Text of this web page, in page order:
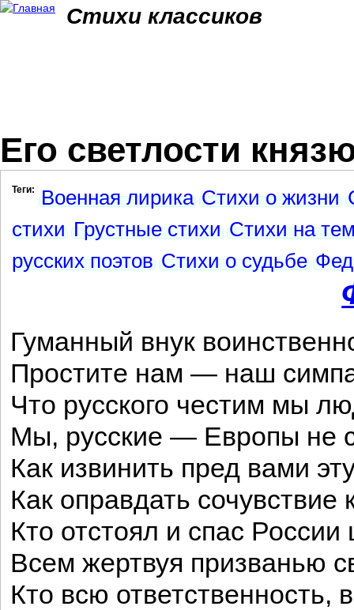
Стихи классиков
Его светлости
Теги: Военная лирика Стихи о жизни
стихи Грустные стихи Стихи на
русских поэтов Стихи о судьбе
Гуманный внук
Простите нам — наш
Что русского честим мы
Мы, русские — Европы не
Как извинить пред вами
Как оправдать сочувствие
Кто отстоял и спас России
Всем жертвуя призванью
Кто всю ответственность,